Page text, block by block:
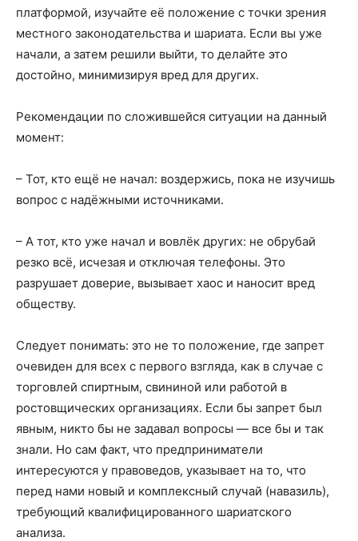
платформой, изучайте её положение с точки зрения
местного законодательства и шариата. Если вы уже
начали, а затем решили выйти, то делайте это
достойно, минимизируя вред для других.
Рекомендации по сложившейся ситуации на данный
момент:
– Тот, кто ещё не начал: воздержись, пока не изучишь
вопрос с надёжными источниками.
– А тот, кто уже начал и вовлёк других: не обрубай
резко всё, исчезая и отключая телефоны. Это
разрушает доверие, вызывает хаос и наносит вред
обществу.
Следует понимать: это не то положение, где запрет
очевиден для всех с первого взгляда, как в случае с
торговлей спиртным, свининой или работой в
ростовщических организа­циях. Если бы запрет был
явным, никто бы не задавал вопросы — все бы и так
знали. Но сам факт, что предприниматели
интересуются у правоведов, указывает на то, что
перед нами новый и комплексный случай (навазиль),
требующий квалифицированного шариатс­кого
анализа.